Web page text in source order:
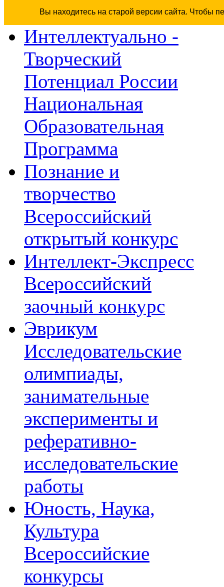
Вы находитесь на старой версии сайта. Чтобы
Интеллектуально -
Творческий
Потенциал России
Национальная
Образовательная
Программа
Познание и
творчество
Всероссийский
открытый конкурс
Интеллект-Экспресс
Всероссийский
заочный конкурс
Эврикум
Исследовательские
олимпиады,
занимательные
эксперименты и
реферативно-
исследовательские
работы
Юность, Наука,
Культура
Всероссийские
конкурсы